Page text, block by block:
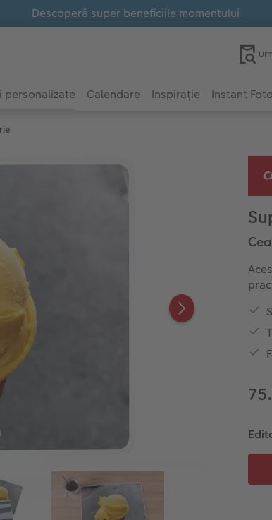
Descoperă super beneficiile momentului
personalizate Calendare Inspirație Instant Foto